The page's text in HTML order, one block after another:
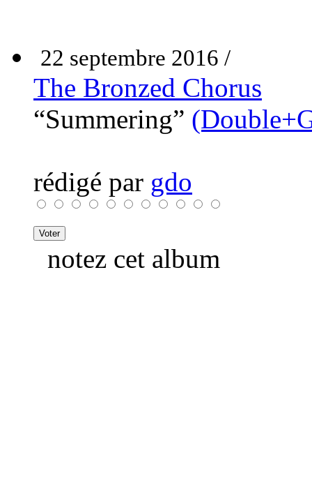
22 septembre 2016 /
The Bronzed Chorus
“Summering”
rédigé par gdo
notez cet album